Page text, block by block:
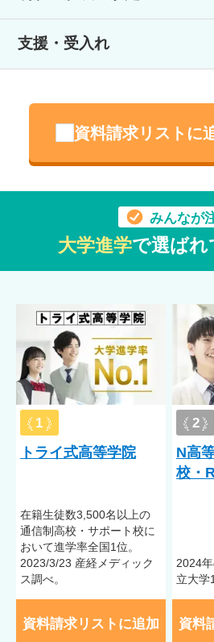
が発揮されて感動の時間でした。
お気に入りのネクタイやリボンを使
支援・受入れ
不登校の期間の学び直しを希望される
ンテンツにより学び直しを効率よく進
学習教材もあるため、いまの自分の
す。レポートを進める中でわからな
業で学ぶこともできますし先生にもい
きます。また、登校が難しいときはオ
ることもできますよ。
MUGEN高等学院では、自分のペース
ことができます。最近では起立性調
ありません。時間に余裕をもって登
裕ができ登校できる喜びを感じること
ングでは進学やレポートについて話
寄り添っていきます。先生との距離も
相談できる雰囲気がMUGEN高等学院
できるかな」という心配も大丈夫！
トも充実しており、遠足やボランティ
事にしながら参加を決めることができ
境、あたたかい雰囲気、優しい先輩た
のでぜひオープンキャンパスや見学に
一人との出会いを大切にしていきます
資料請求リストに
みんなが
大学進学で選ばれ
1
トライ式高等学院
在籍⽣徒数3,500名以上の
通信制⾼校・サポート校に
おいて進学率全国1位。
2023/3/23 産経メディック
ス調べ。
資料請求リストに追加
2
N高
校・
2024
立大学
資料